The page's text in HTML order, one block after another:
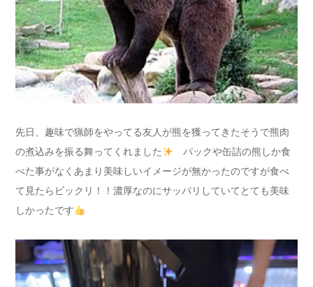
先日、趣味で猟師をやってる友人が熊を獲ってきたそうで熊肉
の煮込みを振る舞ってくれました
パックや缶詰の熊しか食
べた事がなくあまり美味しいイメージが無かったのですが食べ
て見たらビックリ！！濃厚なのにサッパリしていてとても美味
しかったです